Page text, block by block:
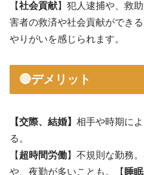
【社会貢献】犯人逮捕や、救
害者の救済や社会貢献ができ
やりがいを感じられます。
🔴デメリット
【交際、結婚】 相手や時期に
る。
【 超時間労働】不規則な勤務
や、夜勤が多いことも。【 睡